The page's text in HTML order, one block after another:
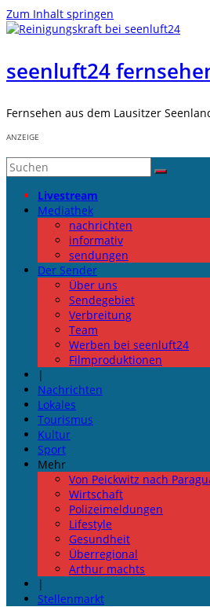
Zum Inhalt springen
seenluft24
Fernsehen aus dem Lausitzer
ANZEIGE
Livestream
Mediathek
nachrichten
informativ
sendungen
Der Sender
Über uns
Sendegebiet
Verbreitung
Team
Werben bei seenluft24
Filmproduktionen
|
Nachrichten
Lokales
Tourismus
Kultur
Sport
Mehr
Von Peickwitz nach
Wirtschaft
Polizeimeldungen
Lifestyle
Gesundheit
Überregional
Arthur machts
|
Stellenmarkt